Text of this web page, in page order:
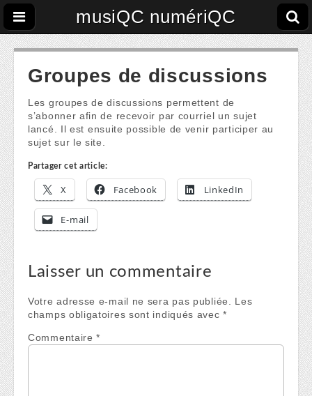
musiQC numériQC
Groupes de discussions
Les groupes de discussions permettent de
s’abonner afin de recevoir par courriel un sujet
lancé. Il est ensuite possible de venir participer au
sujet sur le site.
Partager cet article:
X Facebook LinkedIn
E-mail
Laisser un commentaire
Votre adresse e-mail ne sera pas publiée.
Les
champs obligatoires sont indiqués avec*
Commentaire*